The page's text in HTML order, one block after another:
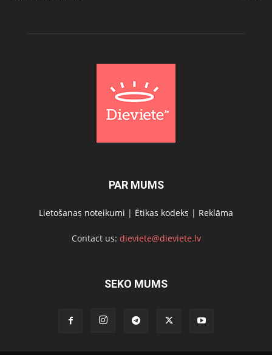
PAR MUMS
Lietošanas noteikumi | Ētikas kodeks | Reklāma
Contact us: dieviete@dieviete.lv
SEKO MUMS